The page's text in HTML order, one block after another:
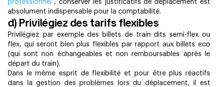
professionnel , conserver les justificatifs de déplacement est
absolument indispensable pour la comptabilité.
d) Privilégiez des tarifs flexibles
Privilégiez par exemple des billets de train dits semi-flex ou
flex, qui seront bien plus flexibles par rapport aux billets eco
(qui sont non échangeables et non remboursables après le
départ du train).
Dans le même esprit de flexibilité et pour être plus réactifs
dans la gestion des problèmes lors du déplacement, il est